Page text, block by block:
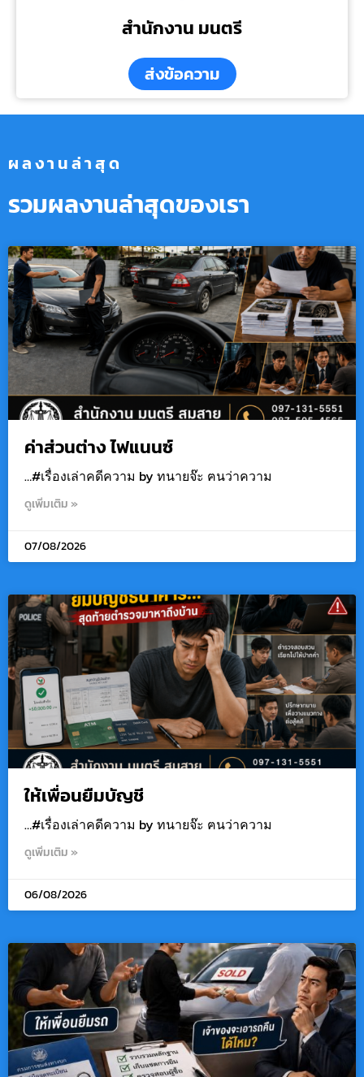
สำนักงาน มนตรี
ส่งข้อความ
ผลงานล่าสุด
รวมผลงานล่าสุดของเรา
ค่าส่วนต่าง ไฟแนนซ์
…#เรื่องเล่าคดีความ by ทนายจ๊ะ ฅนว่าความ
ดูเพิ่มเติม »
07/08/2026
ให้เพื่อนยืมบัญชี
…#เรื่องเล่าคดีความ by ทนายจ๊ะ ฅนว่าความ
ดูเพิ่มเติม »
06/08/2026